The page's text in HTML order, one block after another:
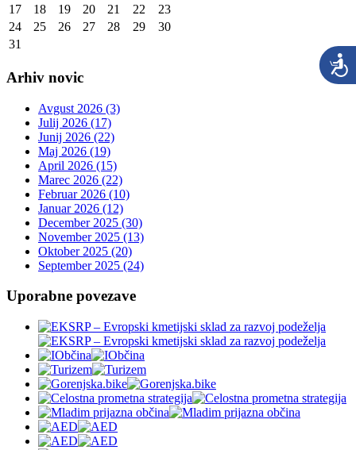
17
18 19 20 21 22
23
24
25 26 27 28 29
30
31
Arhiv novic
Avgust 2026 (3)
Julij 2026 (17)
Junij 2026 (22)
Maj 2026 (19)
April 2026 (15)
Marec 2026 (22)
Februar 2026 (10)
Januar 2026 (12)
December 2025 (30)
November 2025 (13)
Oktober 2025 (20)
September 2025 (24)
Uporabne povezave